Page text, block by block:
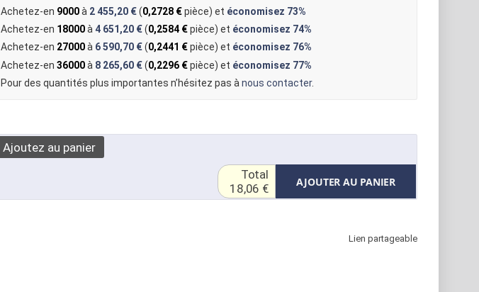
Achetez-en 9000à 2 455,20 €(0,2728 €pièce) et économisez 73%
Achetez-en 18000à 4 651,20 €(0,2584 €pièce) et économisez 74%
Achetez-en 27000à 6 590,70 €(0,2441 €pièce) et économisez 76%
Achetez-en 36000à 8 265,60 €(0,2296 €pièce) et économisez 77%
Pour des quantités plus importantes n’hésitez pas à nous contacter.
Ajoutez au panier
AJOUTER AU PANIER
Total
18,06 €
Lien partageable